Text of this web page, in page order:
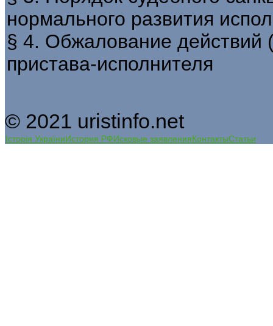
нормального развития
§ 4. Обжалование действий
пристава-исполнителя
© 2021 uristinfo.net
Історія УкраїниИстория РФИсковые заявленияКонтактыСтатьи